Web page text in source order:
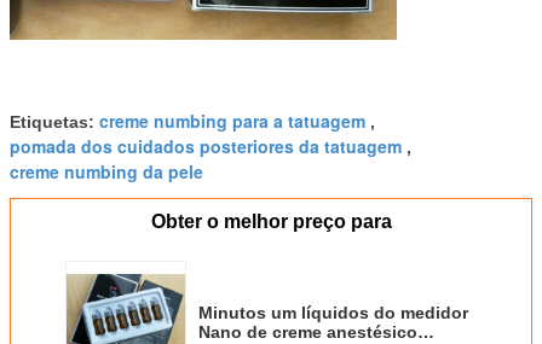
Etiquetas: creme numbing para a tatuagem ,
pomada dos cuidados posteriores da tatuagem ,
creme numbing da pele
Obter o melhor preço para
Minutos um líquidos do medidor
Nano de creme anestésico